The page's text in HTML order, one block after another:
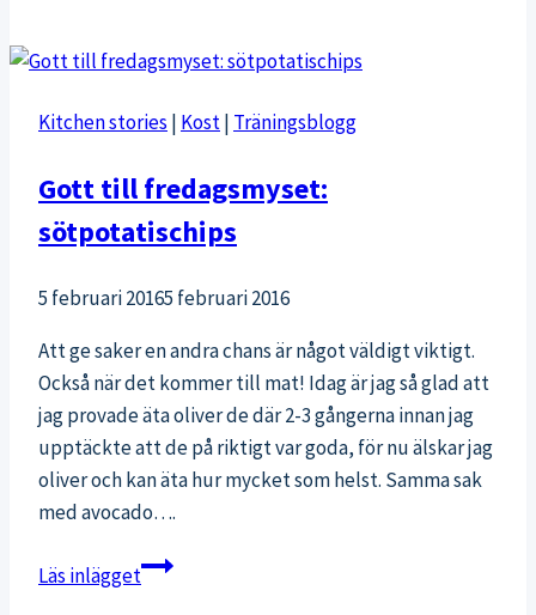
egen
och
frukostar
Kitchen stories | Kost| Träningsblogg
Gott till fredagsmyset:
sötpotatischips
5 februari 20165 februari 2016
Att ge saker en andra chans är något väldigt viktigt.
Också när det kommer till mat! Idag är jag så glad att
jag provade äta oliver de där 2-3 gångerna innan jag
upptäckte att de på riktigt var goda, för nu älskar jag
oliver och kan äta hur mycket som helst. Samma sak
med avocado….
Läs inläggetGott